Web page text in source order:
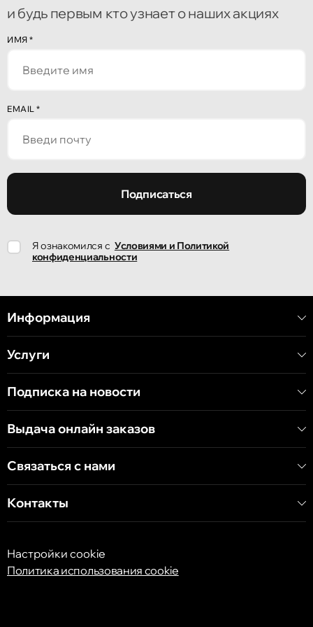
улица Ион Крянгэ, 78
Кишинёв
Хынчештское шоссе, 60/4
бульвар Дечебал, 139
и будь первым кто узнает о наших акциях
ИМЯ *
EMAIL *
Подписаться
Я ознакомился с Условиями и Политикой
конфиденциальности
Информация
Услуги
Подписка на новости
Выдача онлайн заказов
Связаться с нами
Контакты
Настройки cookie
Политика использования cookie